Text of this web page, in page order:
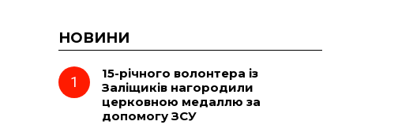
НОВИНИ
15-річного волонтера із
Заліщиків нагородили
церковною медаллю за
допомогу ЗСУ